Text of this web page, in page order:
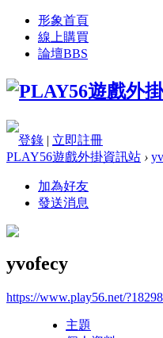
形象首頁
線上購買
論壇BBS
登錄 | 立即註冊
PLAY56遊戲外掛資訊站 ›
加為好友
發送消息
yvofecy
https://www.play56.net/
主題